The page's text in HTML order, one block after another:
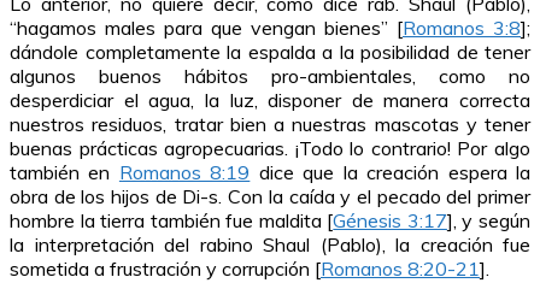
“hagamos males para que vengan bienes” [Romanos 3:8];
dándole completamente la espalda a la posibilidad de tener
algunos buenos hábitos pro-ambientales, como no
desperdiciar el agua, la luz, disponer de manera correcta
nuestros residuos, tratar bien a nuestras mascotas y tener
buenas prácticas agropecuarias. ¡Todo lo contrario! Por algo
también en Romanos 8:19 dice que la creación espera la
obra de los hijos de Di-s. Con la caída y el pecado del primer
hombre la tierra también fue maldita [Génesis 3:17], y según
la interpretación del rabino Shaul (Pablo), la creación fue
sometida a frustración y corrupción [Romanos 8:20-21].